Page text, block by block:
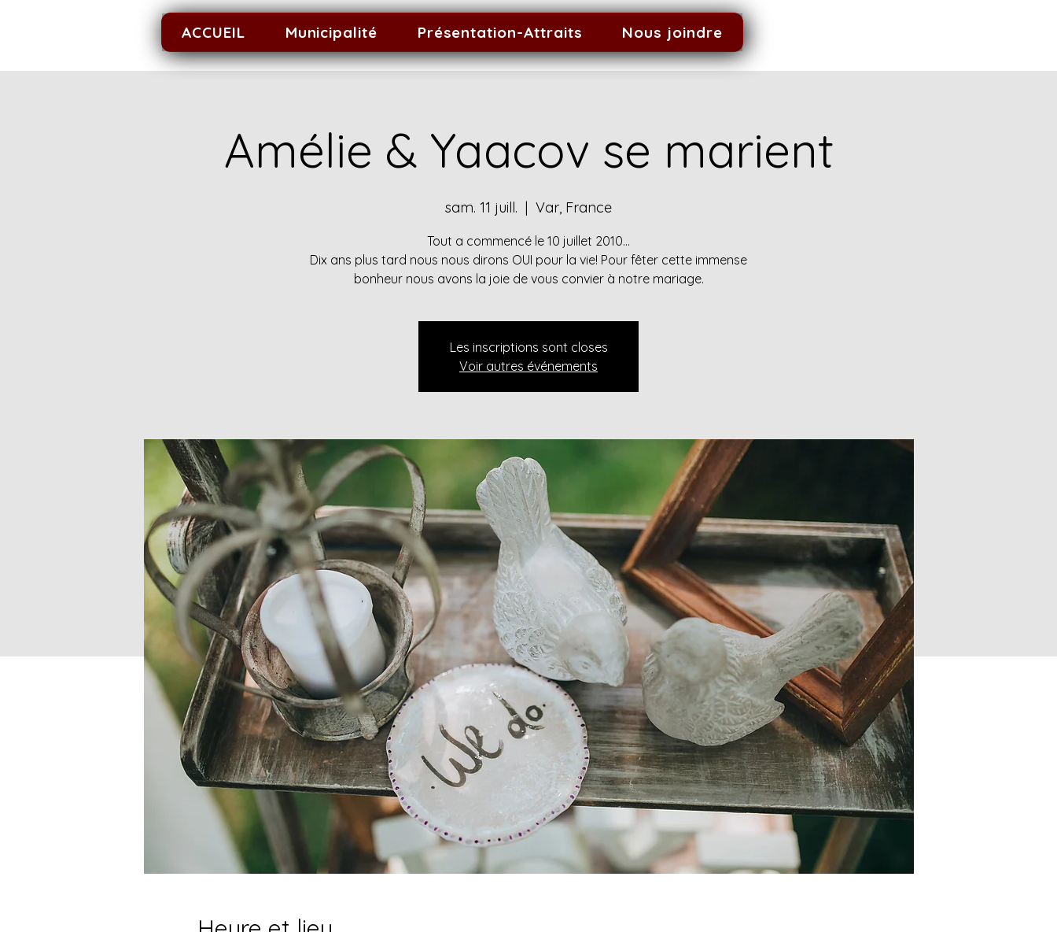
ACCUEIL Municipalité Présentation-Attraits Nous joindre
Amélie & Yaacov se marient
sam. 11 juill.
  |
Var, France
Tout a commencé le 10 juillet 2010...
Dix ans plus tard nous nous dirons OUI pour la vie! Pour fêter cette immense
bonheur nous avons la joie de vous convier à notre mariage.
Les inscriptions sont closes
Voir autres événements